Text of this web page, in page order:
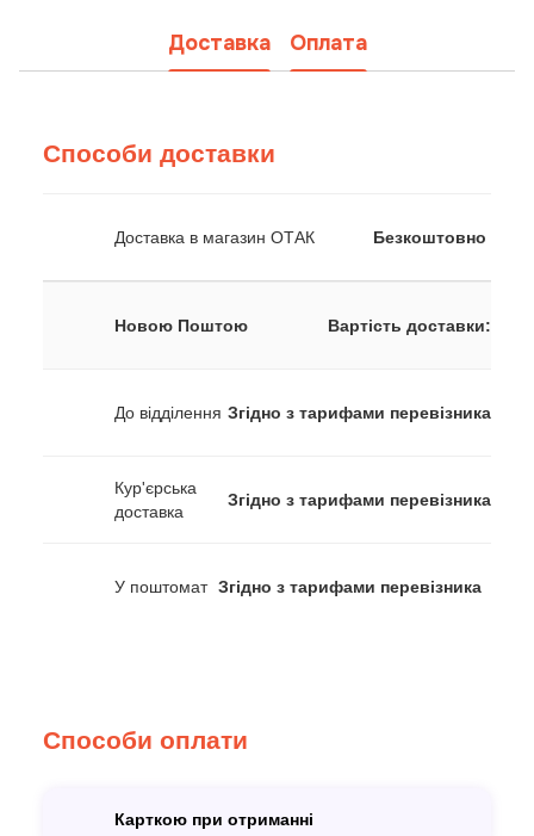
Доставка Оплата
Способи доставки
Доставка в магазин ОТАК Безкоштовно
Новою Поштою Вартість доставки:
До відділення Згідно з тарифами перевізника
Кур'єрська
доставка
Згідно з тарифами перевізника
У поштомат Згідно з тарифами перевізника
Способи оплати
Карткою при отриманні